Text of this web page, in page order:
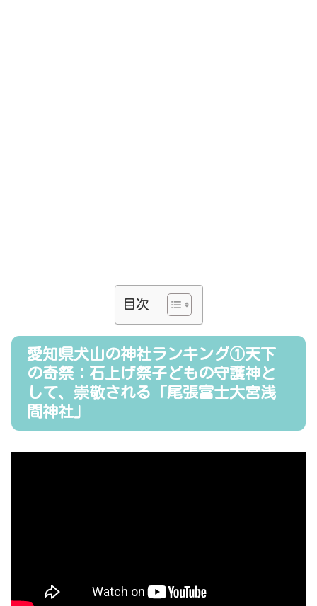
目次
愛知県犬山の神社ランキング①天下
の奇祭：石上げ祭子どもの守護神と
して、崇敬される「尾張富士大宮浅
間神社」